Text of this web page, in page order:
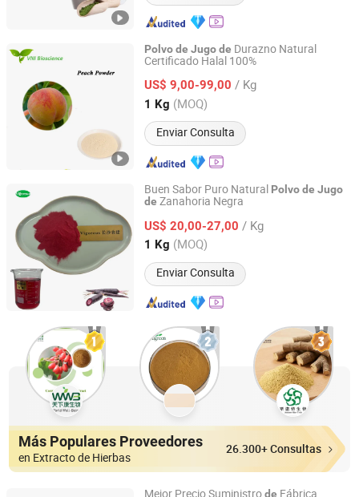
Polvode Jugode Durazno Natural
Certificado Halal 100%
US$ 9,00-99,00 / Kg
1 Kg (MOQ)
Enviar Consulta
Qingdao Vital Nutraceutical Ingredients Bioscience Co.,
Shandong, China Desde 2018
Buen Sabor Puro Natural Polvode Jugo
de Zanahoria Negra
US$ 20,00-27,00 / Kg
1 Kg (MOQ)
Enviar Consulta
Changsha Vigorous-Tech Co., Ltd.
Hunan, China Desde 2025
Más Populares Proveedores
en Extracto de Hierbas
26.300+ Consultas
Mejor Precio Suministrode Fábrica